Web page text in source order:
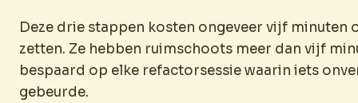
Deze drie stappen kosten ongeveer vijf minuten
zetten. Ze hebben ruimschoots meer dan vijf
bespaard op elke refactorsessie waarin iets
gebeurde.